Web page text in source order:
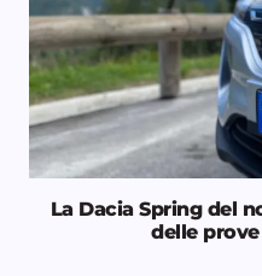
La Dacia Spring del
delle